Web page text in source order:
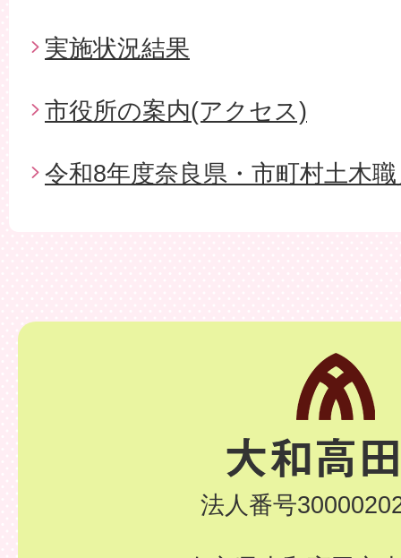
実施状況結果
市役所の案内(アクセス)
令和8年度奈良県・市町村土木
法人番号